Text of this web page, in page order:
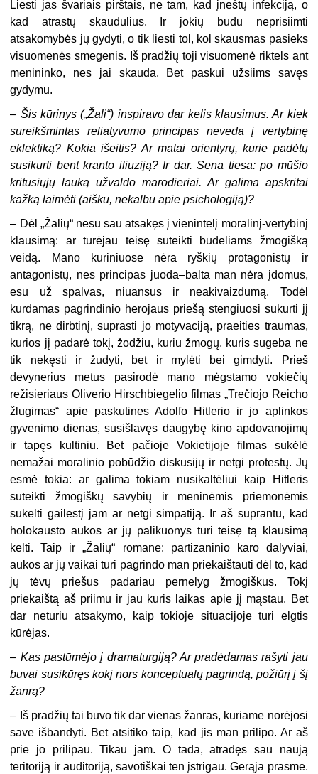
Liesti jas švariais pirštais, ne tam, kad įneštų infekciją, o
kad atrastų skaudulius. Ir jokių būdu neprisiimti
atsakomybės jų gydyti, o tik liesti tol, kol skausmas pasieks
visuomenės smegenis. Iš pradžių toji visuomenė riktels ant
menininko, nes jai skauda. Bet paskui užsiims savęs
gydymu.
– Šis kūrinys („Žali“) inspiravo dar kelis klausimus. Ar kiek
sureikšmintas reliatyvumo principas neveda į vertybinę
eklektiką? Kokia išeitis? Ar matai orientyrų, kurie padėtų
susikurti bent kranto iliuziją? Ir dar. Sena tiesa: po mūšio
kritusiųjų lauką užvaldo marodieriai. Ar galima apskritai
kažką laimėti (aišku, nekalbu apie psichologiją)?
– Dėl „Žalių“ nesu sau atsakęs į vienintelį moralinį-vertybinį
klausimą: ar turėjau teisę suteikti budeliams žmogišką
veidą. Mano kūriniuose nėra ryškių protagonistų ir
antagonistų, nes principas juoda–balta man nėra įdomus,
esu už spalvas, niuansus ir neakivaizdumą. Todėl
kurdamas pagrindinio herojaus priešą stengiuosi sukurti jį
tikrą, ne dirbtinį, suprasti jo motyvaciją, praeities traumas,
kurios jį padarė tokį, žodžiu, kuriu žmogų, kuris sugeba ne
tik nekęsti ir žudyti, bet ir mylėti bei gimdyti. Prieš
devynerius metus pasirodė mano mėgstamo vokiečių
režisieriaus Oliverio Hirschbiegelio filmas „Trečiojo Reicho
žlugimas“ apie paskutines Adolfo Hitlerio ir jo aplinkos
gyvenimo dienas, susišlavęs daugybę kino apdovanojimų
ir tapęs kultiniu. Bet pačioje Vokietijoje filmas sukėlė
nemažai moralinio pobūdžio diskusijų ir netgi protestų. Jų
esmė tokia: ar galima tokiam nusikaltėliui kaip Hitleris
suteikti žmogiškų savybių ir meninėmis priemonėmis
sukelti gailestį jam ar netgi simpatiją. Ir aš suprantu, kad
holokausto aukos ar jų palikuonys turi teisę tą klausimą
kelti. Taip ir „Žalių“ romane: partizaninio karo dalyviai,
aukos ar jų vaikai turi pagrindo man priekaištauti dėl to, kad
jų tėvų priešus padariau pernelyg žmogiškus. Tokį
priekaištą aš priimu ir jau kuris laikas apie jį mąstau. Bet
dar neturiu atsakymo, kaip tokioje situacijoje turi elgtis
kūrėjas.
– Kas pastūmėjo į dramaturgiją? Ar pradėdamas rašyti jau
buvai susikūręs kokį nors konceptualų pagrindą, požiūrį į šį
žanrą?
– Iš pradžių tai buvo tik dar vienas žanras, kuriame norėjosi
save išbandyti. Bet atsitiko taip, kad jis man prilipo. Ar aš
prie jo prilipau. Tikau jam. O tada, atradęs sau naują
teritoriją ir auditoriją, savotiškai ten įstrigau. Gerąja prasme.